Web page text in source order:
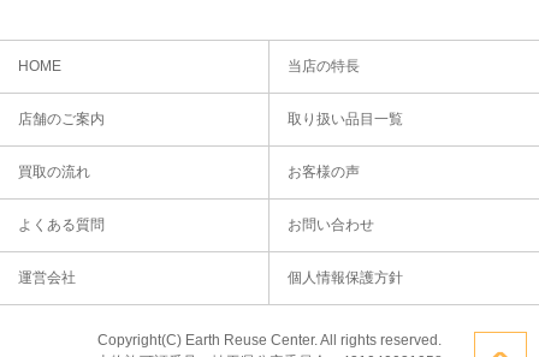
HOME 当店の特長
店舗のご案内 取り扱い品目一覧
買取の流れ お客様の声
よくある質問 お問い合わせ
運営会社 個人情報保護方針
Copyright(C) Earth Reuse Center. All rights reserved.